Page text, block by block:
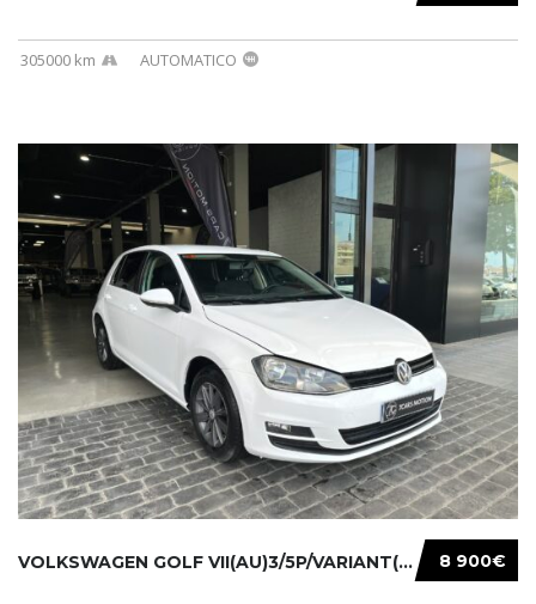
305000 km AUTOMATICO
8 900€
VOLKSWAGEN GOLF VII(AU)3/5P/VARIANT(12-16 20...